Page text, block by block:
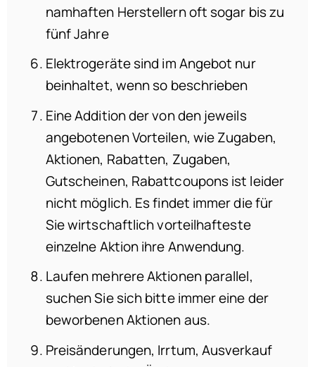
namhaften Herstellern oft sogar bis zu
fünf Jahre
Elektrogeräte sind im Angebot nur
beinhaltet, wenn so beschrieben
Eine Addition der von den jeweils
angebotenen Vorteilen, wie Zugaben,
Aktionen, Rabatten, Zugaben,
Gutscheinen, Rabattcoupons ist leider
nicht möglich. Es findet immer die für
Sie wirtschaftlich vorteilhafteste
einzelne Aktion ihre Anwendung.
Laufen mehrere Aktionen parallel,
suchen Sie sich bitte immer eine der
beworbenen Aktionen aus.
Preisänderungen, Irrtum, Ausverkauf